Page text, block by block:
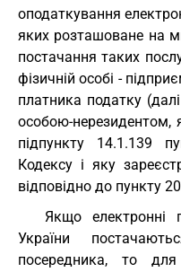
оподаткування
яких розташоване на
постачання таких
фізичній особі -
платника податку
особою-нерезидентом,
підпункту 14.1.139
Кодексу і яку
відповідно до пункту
Якщо електронні
України
посередника, то